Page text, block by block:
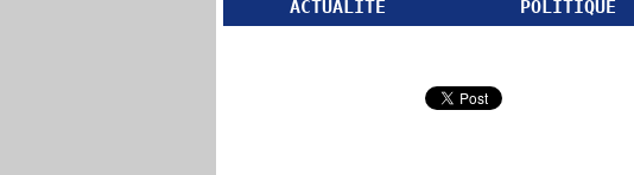
ACTUALITÉ POLITIQUE